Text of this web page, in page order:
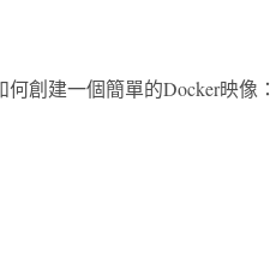
創建一個簡單的Docker映像：